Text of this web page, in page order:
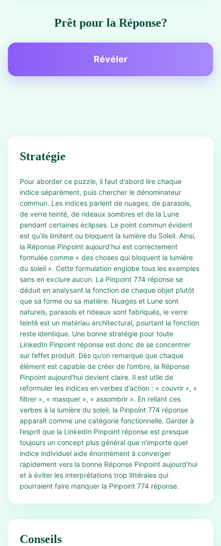
Prêt pour la Réponse?
Révéler
Stratégie
Pour aborder ce puzzle, il faut d’abord lire chaque
indice séparément, puis chercher le dénominateur
commun. Les indices parlent de nuages, de parasols,
de verre teinté, de rideaux sombres et de la Lune
pendant certaines éclipses. Le point commun évident
est qu’ils limitent ou bloquent la lumière du Soleil. Ainsi,
la Réponse Pinpoint aujourd’hui est correctement
formulée comme « des choses qui bloquent la lumière
du soleil ». Cette formulation englobe tous les exemples
sans en exclure aucun. La Pinpoint 774 réponse se
déduit en analysant la fonction de chaque objet plutôt
que sa forme ou sa matière. Nuages et Lune sont
naturels, parasols et rideaux sont fabriqués, le verre
teinté est un matériau architectural, pourtant la fonction
reste identique. Une bonne stratégie pour toute
LinkedIn Pinpoint réponse est donc de se concentrer
sur l’effet produit. Dès qu’on remarque que chaque
élément est capable de créer de l’ombre, la Réponse
Pinpoint aujourd’hui devient claire. Il est utile de
reformuler les indices en verbes d’action : « couvrir », «
filtrer », « masquer », « assombrir ». En reliant ces
verbes à la lumière du soleil, la Pinpoint 774 réponse
apparaît comme une catégorie fonctionnelle. Garder à
l’esprit que la LinkedIn Pinpoint réponse est presque
toujours un concept plus général que n’importe quel
indice individuel aide énormément à converger
rapidement vers la bonne Réponse Pinpoint aujourd’hui
et à éviter les interprétations trop littérales qui
pourraient faire manquer la Pinpoint 774 réponse.
Conseils